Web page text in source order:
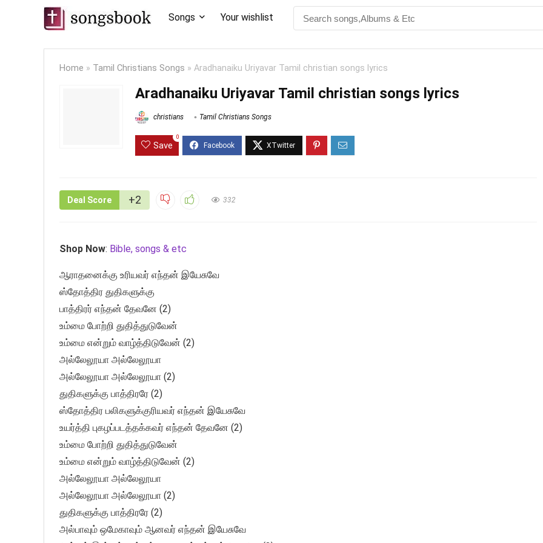
Songs Your wishlist
Home » Tamil Christians Songs » Aradhanaiku Uriyavar Tamil christian songs lyrics
Aradhanaiku Uriyavar Tamil christian songs lyrics
christians Tamil Christians Songs
Save
0
Deal Score +2 332
Shop Now: Bible, songs & etc
ஆராதனைக்கு உரியவர் எந்தன் இயேசுவே
ஸ்தோத்திர துதிகளுக்கு
பாத்திரர் எந்தன் தேவனே (2)
உம்மை போற்றி துதித்துடுவேன்
உம்மை என்றும் வாழ்த்திடுவேன் (2)
அல்லேலூயா அல்லேலூயா
அல்லேலூயா அல்லேலூயா (2)
துதிகளுக்கு பாத்திரரே (2)
ஸ்தோத்திர பலிகளுக்குரியவர் எந்தன் இயேசுவே
உயர்த்தி புகழப்படத்தக்கவர் எந்தன் தேவனே (2)
உம்மை போற்றி துதித்துடுவேன்
உம்மை என்றும் வாழ்த்திடுவேன் (2)
அல்லேலூயா அல்லேலூயா
அல்லேலூயா அல்லேலூயா (2)
துதிகளுக்கு பாத்திரரே (2)
அல்பாவும் ஒமேகாவும் ஆனவர் எந்தன் இயேசுவே